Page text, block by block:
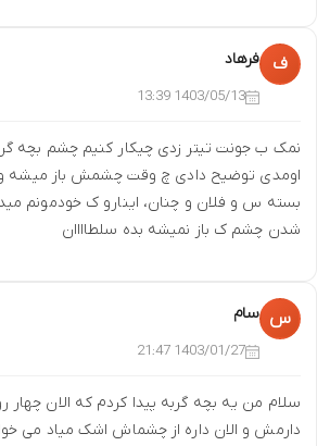
ف فرهاد
1403/05/13 13:39
نمک ب جونت تیتر زدی چیکار کنیم چشم بچه
اومدی توضیح دادی چ وقت چشمش باز میشه
بسته س و فلان و چنان، اینارو ک خودمونم
شدن چشم ک باز نمیشه بده سلطاااان
س سام
1403/01/27 21:47
سلام من یه بچه گربه پیدا کردم که الان
دارمش و الان داره از چشماش اشک میاد می